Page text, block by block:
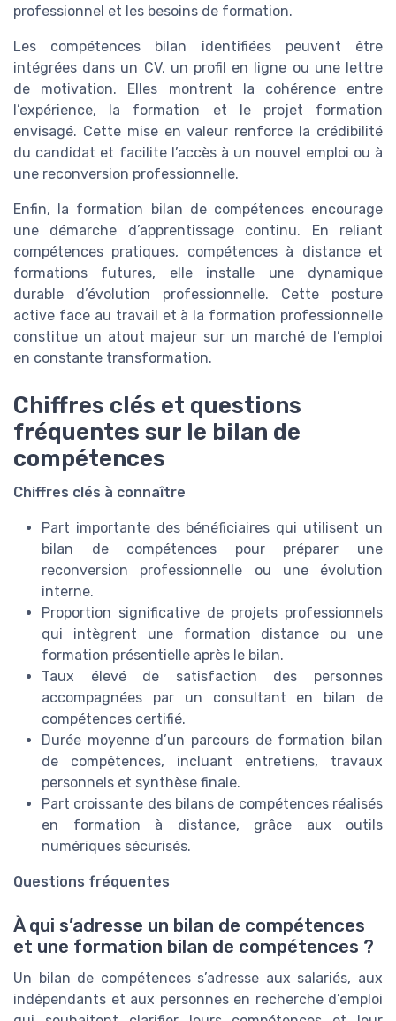
professionnel et les besoins de formation.
Les compétences bilan identifiées peuvent être
intégrées dans un CV, un profil en ligne ou une lettre
de motivation. Elles montrent la cohérence entre
l’expérience, la formation et le projet formation
envisagé. Cette mise en valeur renforce la crédibilité
du candidat et facilite l’accès à un nouvel emploi ou à
une reconversion professionnelle.
Enfin, la formation bilan de compétences encourage
une démarche d’apprentissage continu. En reliant
compétences pratiques, compétences à distance et
formations futures, elle installe une dynamique
durable d’évolution professionnelle. Cette posture
active face au travail et à la formation professionnelle
constitue un atout majeur sur un marché de l’emploi
en constante transformation.
Chiffres clés et questions
fréquentes sur le bilan de
compétences
Chiffres clés à connaître
Part importante des bénéficiaires qui utilisent un
bilan de compétences pour préparer une
reconversion professionnelle ou une évolution
interne.
Proportion significative de projets professionnels
qui intègrent une formation distance ou une
formation présentielle après le bilan.
Taux élevé de satisfaction des personnes
accompagnées par un consultant en bilan de
compétences certifié.
Durée moyenne d’un parcours de formation bilan
de compétences, incluant entretiens, travaux
personnels et synthèse finale.
Part croissante des bilans de compétences réalisés
en formation à distance, grâce aux outils
numériques sécurisés.
Questions fréquentes
À qui s’adresse un bilan de compétences
et une formation bilan de compétences ?
Un bilan de compétences s’adresse aux salariés, aux
indépendants et aux personnes en recherche d’emploi